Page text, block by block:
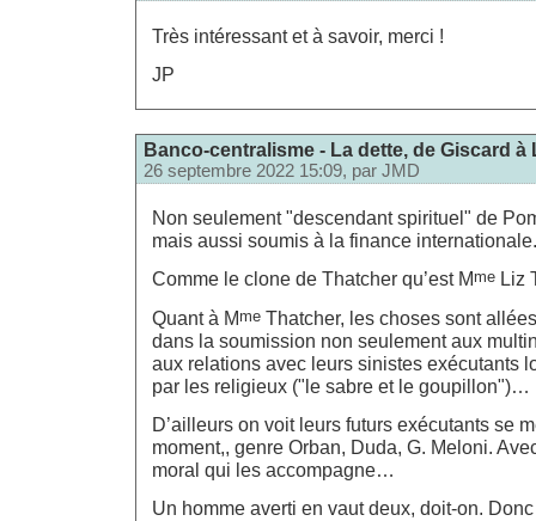
Très intéressant et à savoir, merci !
JP
Banco-centralisme - La dette, de Giscard à
26 septembre 2022 15:09, par JMD
Non seulement "descendant spirituel" de
mais aussi soumis à la finance internationale.
Comme le clone de Thatcher qu’est Mme Liz
Quant à Mme Thatcher, les choses sont
dans la soumission non seulement aux
aux relations avec leurs sinistes exécutants
par les religieux ("le sabre et le goupillon")…
D’ailleurs on voit leurs futurs exécutants se
moment,, genre Orban, Duda, G. Meloni.
moral qui les accompagne…
Un homme averti en vaut deux, doit-on.